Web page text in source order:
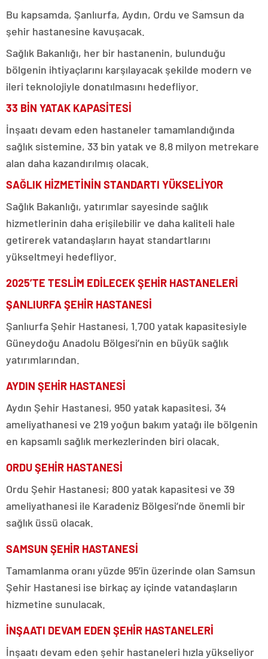
Bu kapsamda, Şanlıurfa, Aydın, Ordu ve Samsun da
şehir hastanesine kavuşacak.
Sağlık Bakanlığı, her bir hastanenin, bulunduğu
bölgenin ihtiyaçlarını karşılayacak şekilde modern ve
ileri teknolojiyle donatılmasını hedefliyor.
33 BİN YATAK KAPASİTESİ
İnşaatı devam eden hastaneler tamamlandığında
sağlık sistemine, 33 bin yatak ve 8,8 milyon metrekare
alan daha kazandırılmış olacak.
SAĞLIK HİZMETİNİN STANDARTI YÜKSELİYOR
Sağlık Bakanlığı, yatırımlar sayesinde sağlık
hizmetlerinin daha erişilebilir ve daha kaliteli hale
getirerek vatandaşların hayat standartlarını
yükseltmeyi hedefliyor.
2025’TE TESLİM EDİLECEK ŞEHİR HASTANELERİ
ŞANLIURFA ŞEHİR HASTANESİ
Şanlıurfa Şehir Hastanesi, 1.700 yatak kapasitesiyle
Güneydoğu Anadolu Bölgesi’nin en büyük sağlık
yatırımlarından.
AYDIN ŞEHİR HASTANESİ
Aydın Şehir Hastanesi, 950 yatak kapasitesi, 34
ameliyathanesi ve 219 yoğun bakım yatağı ile bölgenin
en kapsamlı sağlık merkezlerinden biri olacak.
ORDU ŞEHİR HASTANESİ
Ordu Şehir Hastanesi; 800 yatak kapasitesi ve 39
ameliyathanesi ile Karadeniz Bölgesi’nde önemli bir
sağlık üssü olacak.
SAMSUN ŞEHİR HASTANESİ
Tamamlanma oranı yüzde 95’in üzerinde olan Samsun
Şehir Hastanesi ise birkaç ay içinde vatandaşların
hizmetine sunulacak.
İNŞAATI DEVAM EDEN ŞEHİR HASTANELERİ
İnşaatı devam eden şehir hastaneleri hızla yükseliyor